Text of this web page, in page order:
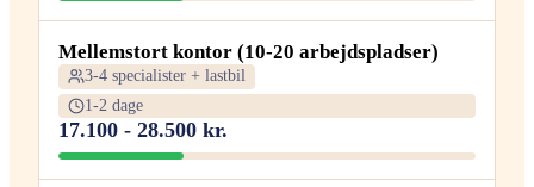
Mellemstort kontor (10-20 arbejdspladser)
3-4 specialister + lastbil
1-2 dage
17.100 - 28.500 kr.